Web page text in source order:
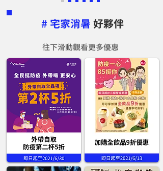
# 宅家消暑 好夥伴
往下滑動觀看更多優惠